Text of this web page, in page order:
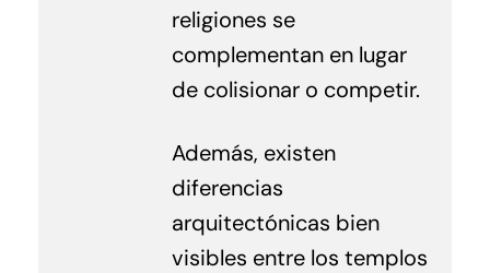
religiones se
complementan en lugar
de colisionar o competir.
Además, existen
diferencias
arquitectónicas bien
visibles entre los templos